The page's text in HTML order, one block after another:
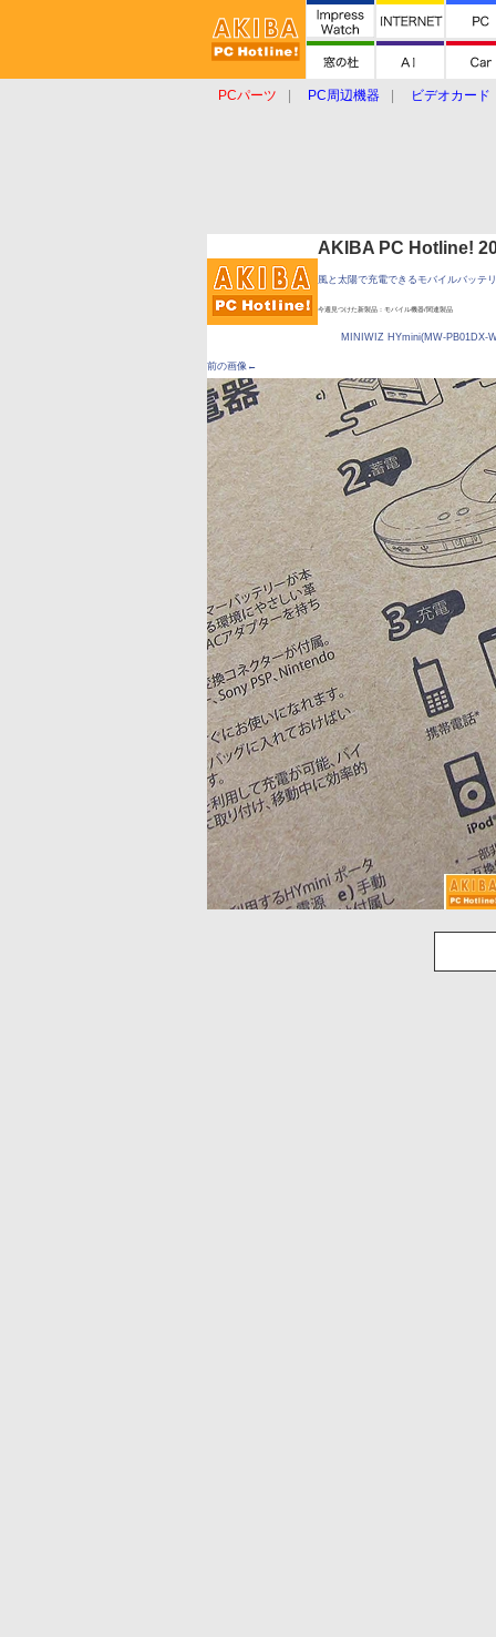
PCパーツ PC周辺機器
ビデオカード
AKIBA PC Hotline!
風と太陽で充電できるモバイルバッテ
今週見つけた新製品：モバイル機器/関連製品
MINIWIZ HYmini(MW-PB01DX-
前の画像←